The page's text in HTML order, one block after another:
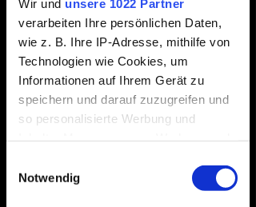
Wir und unsere 1022 Partner
verarbeiten Ihre persönlichen Daten,
wie z. B. Ihre IP-Adresse, mithilfe von
Technologien wie Cookies, um
Informationen auf Ihrem Gerät zu
speichern und darauf zuzugreifen und
so personalisierte Werbung und
Entwicklung von Angeboten zu
ermöglichen. Sie entscheiden darüber,
Notwendig
Verpflegungsstation
Bekommst Du am Start und
im Ziel als Nachweis für Deine
Leistung
DEIN TICKET SICHERN!